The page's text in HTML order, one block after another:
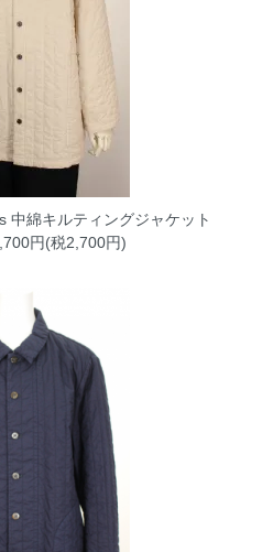
中綿キルティングジャケット
円(税2,700円)